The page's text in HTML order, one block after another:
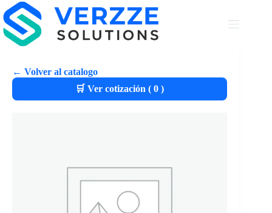
← Volver al catalogo
🛒 Ver cotización ( 0)